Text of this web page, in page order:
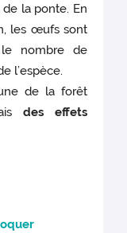
la ponte. En
les œufs sont
nombre de
l’espèce.
de la forêt
des effets